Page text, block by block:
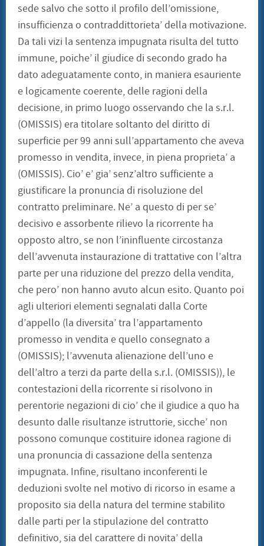
sede salvo che sotto il profilo dell’omissione,
insufficienza o contraddittorieta’ della motivazione.
Da tali vizi la sentenza impugnata risulta del tutto
immune, poiche’ il giudice di secondo grado ha
dato adeguatamente conto, in maniera esauriente
e logicamente coerente, delle ragioni della
decisione, in primo luogo osservando che la s.r.l.
(OMISSIS) era titolare soltanto del diritto di
superficie per 99 anni sull’appartamento che aveva
promesso in vendita, invece, in piena proprieta’ a
(OMISSIS). Cio’ e’ gia’ senz’altro sufficiente a
giustificare la pronuncia di risoluzione del
contratto preliminare. Ne’ a questo di per se’
decisivo e assorbente rilievo la ricorrente ha
opposto altro, se non l’ininfluente circostanza
dell’avvenuta instaurazione di trattative con l’altra
parte per una riduzione del prezzo della vendita,
che pero’ non hanno avuto alcun esito. Quanto poi
agli ulteriori elementi segnalati dalla Corte
d’appello (la diversita’ tra l’appartamento
promesso in vendita e quello consegnato a
(OMISSIS); l’avvenuta alienazione dell’uno e
dell’altro a terzi da parte della s.r.l. (OMISSIS)), le
contestazioni della ricorrente si risolvono in
perentorie negazioni di cio’ che il giudice a quo ha
desunto dalle risultanze istruttorie, sicche’ non
possono comunque costituire idonea ragione di
una pronuncia di cassazione della sentenza
impugnata. Infine, risultano inconferenti le
deduzioni svolte nel motivo di ricorso in esame a
proposito sia della natura del termine stabilito
dalle parti per la stipulazione del contratto
definitivo, sia del carattere di novita’ della